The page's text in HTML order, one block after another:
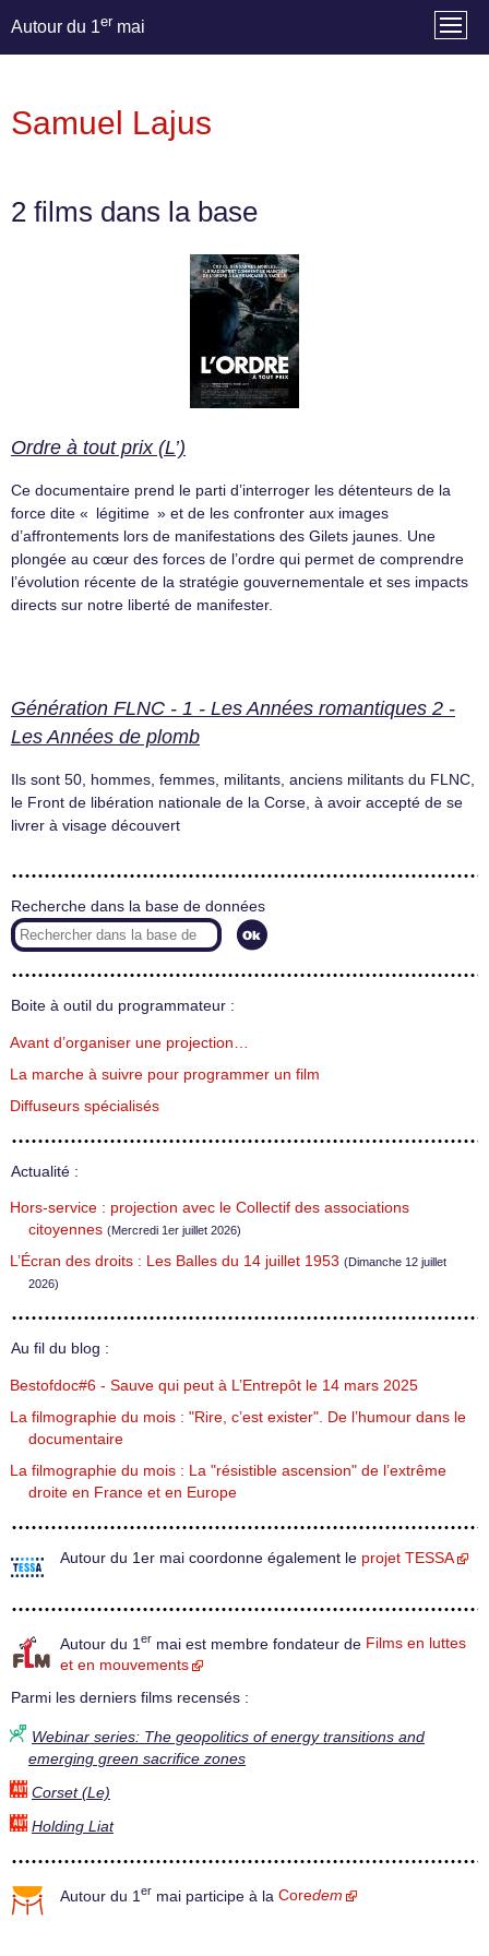
Autour du 1er mai
Samuel Lajus
2 films dans la base
Ordre à tout prix (L’)
Ce documentaire prend le parti d’interroger les détenteurs de la
force dite « légitime » et de les confronter aux images
d’affrontements lors de manifestations des Gilets jaunes. Une
plongée au cœur des forces de l’ordre qui permet de comprendre
l’évolution récente de la stratégie gouvernementale et ses impacts
directs sur notre liberté de manifester.
Génération FLNC - 1 - Les Années romantiques 2 -
Les Années de plomb
Ils sont 50, hommes, femmes, militants, anciens militants du FLNC,
le Front de libération nationale de la Corse, à avoir accepté de se
livrer à visage découvert
Recherche dans la base de données
Boite à outil du programmateur :
Avant d’organiser une projection…
La marche à suivre pour programmer un film
Diffuseurs spécialisés
Actualité :
Hors-service : projection avec le Collectif des associations
citoyennes (Mercredi 1er juillet 2026)
L’Écran des droits : Les Balles du 14 juillet 1953 (Dimanche 12 juillet
2026)
Au fil du blog :
Bestofdoc#6 - Sauve qui peut à L’Entrepôt le 14 mars 2025
La filmographie du mois : "Rire, c’est exister". De l’humour dans le
documentaire
La filmographie du mois : La "résistible ascension" de l’extrême
droite en France et en Europe
Autour du 1er mai coordonne également le projet TESSA
Autour du 1 er mai est membre fondateur de Films en luttes
et en mouvements
Parmi les derniers films recensés :
Webinar series: The geopolitics of energy transitions and
emerging green sacrifice zones
Corset (Le)
Holding Liat
Autour du 1 er mai participe à la Coredem